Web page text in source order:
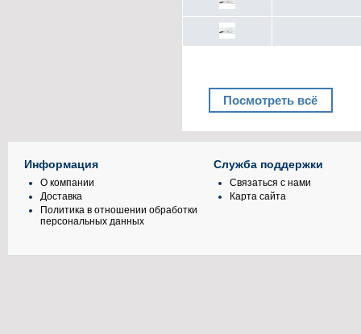
Посмотреть всё
Информация
О компании
Доставка
Политика в отношении обработки
персональных данных
Служба поддержки
Связаться с нами
Карта сайта